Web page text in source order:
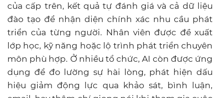
của cấp trên, kết quả tự đánh giá và cả dữ liệu
đào tạo để nhận diện chính xác nhu cầu phát
triển của từng người. Nhân viên được đề xuất
lớp học, kỹ năng hoặc lộ trình phát triển chuyên
môn phù hợp. Ở nhiều tổ chức, AI còn được ứng
dụng để đo lường sự hài lòng, phát hiện dấu
hiệu giảm động lực qua khảo sát, bình luận,